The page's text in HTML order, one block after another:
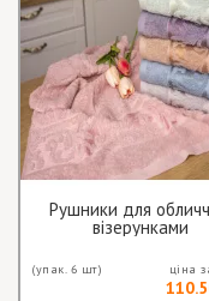
Рушники для
візерунками
(упак. 6 шт) ціна